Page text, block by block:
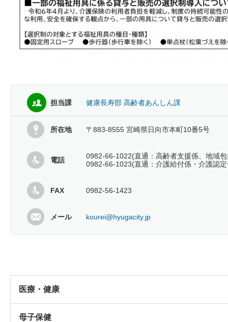
担当課 健康長寿部 高齢者あんしん課
所在地 〒883-8555 宮崎県日向市本町10番5号
電話
0982-66-1022(直通：高齢者支援係、地域
0982-66-1023(直通：介護給付係・介護認
FAX 0982-56-1423
メール kourei@hyugacity.jp
医療・健康
母子保健